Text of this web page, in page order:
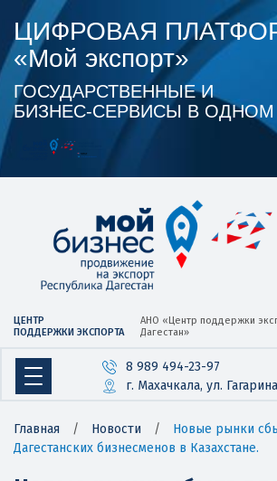
ЦИФРОВАЯ
«Мой экспорт»
ГОСУДАРСТВЕННЫЕ И
БИЗНЕС‑СЕРВИСЫ В
ЦЕНТР
ПОДДЕРЖКИ ЭКСПОРТА
АНО «Центр поддержки
Дагестан»
8 989 494-23-97
г. Махачкала, ул.
Главная / Новости /
Новые рынки
Дагестанских бизнесменов в Казахстане.